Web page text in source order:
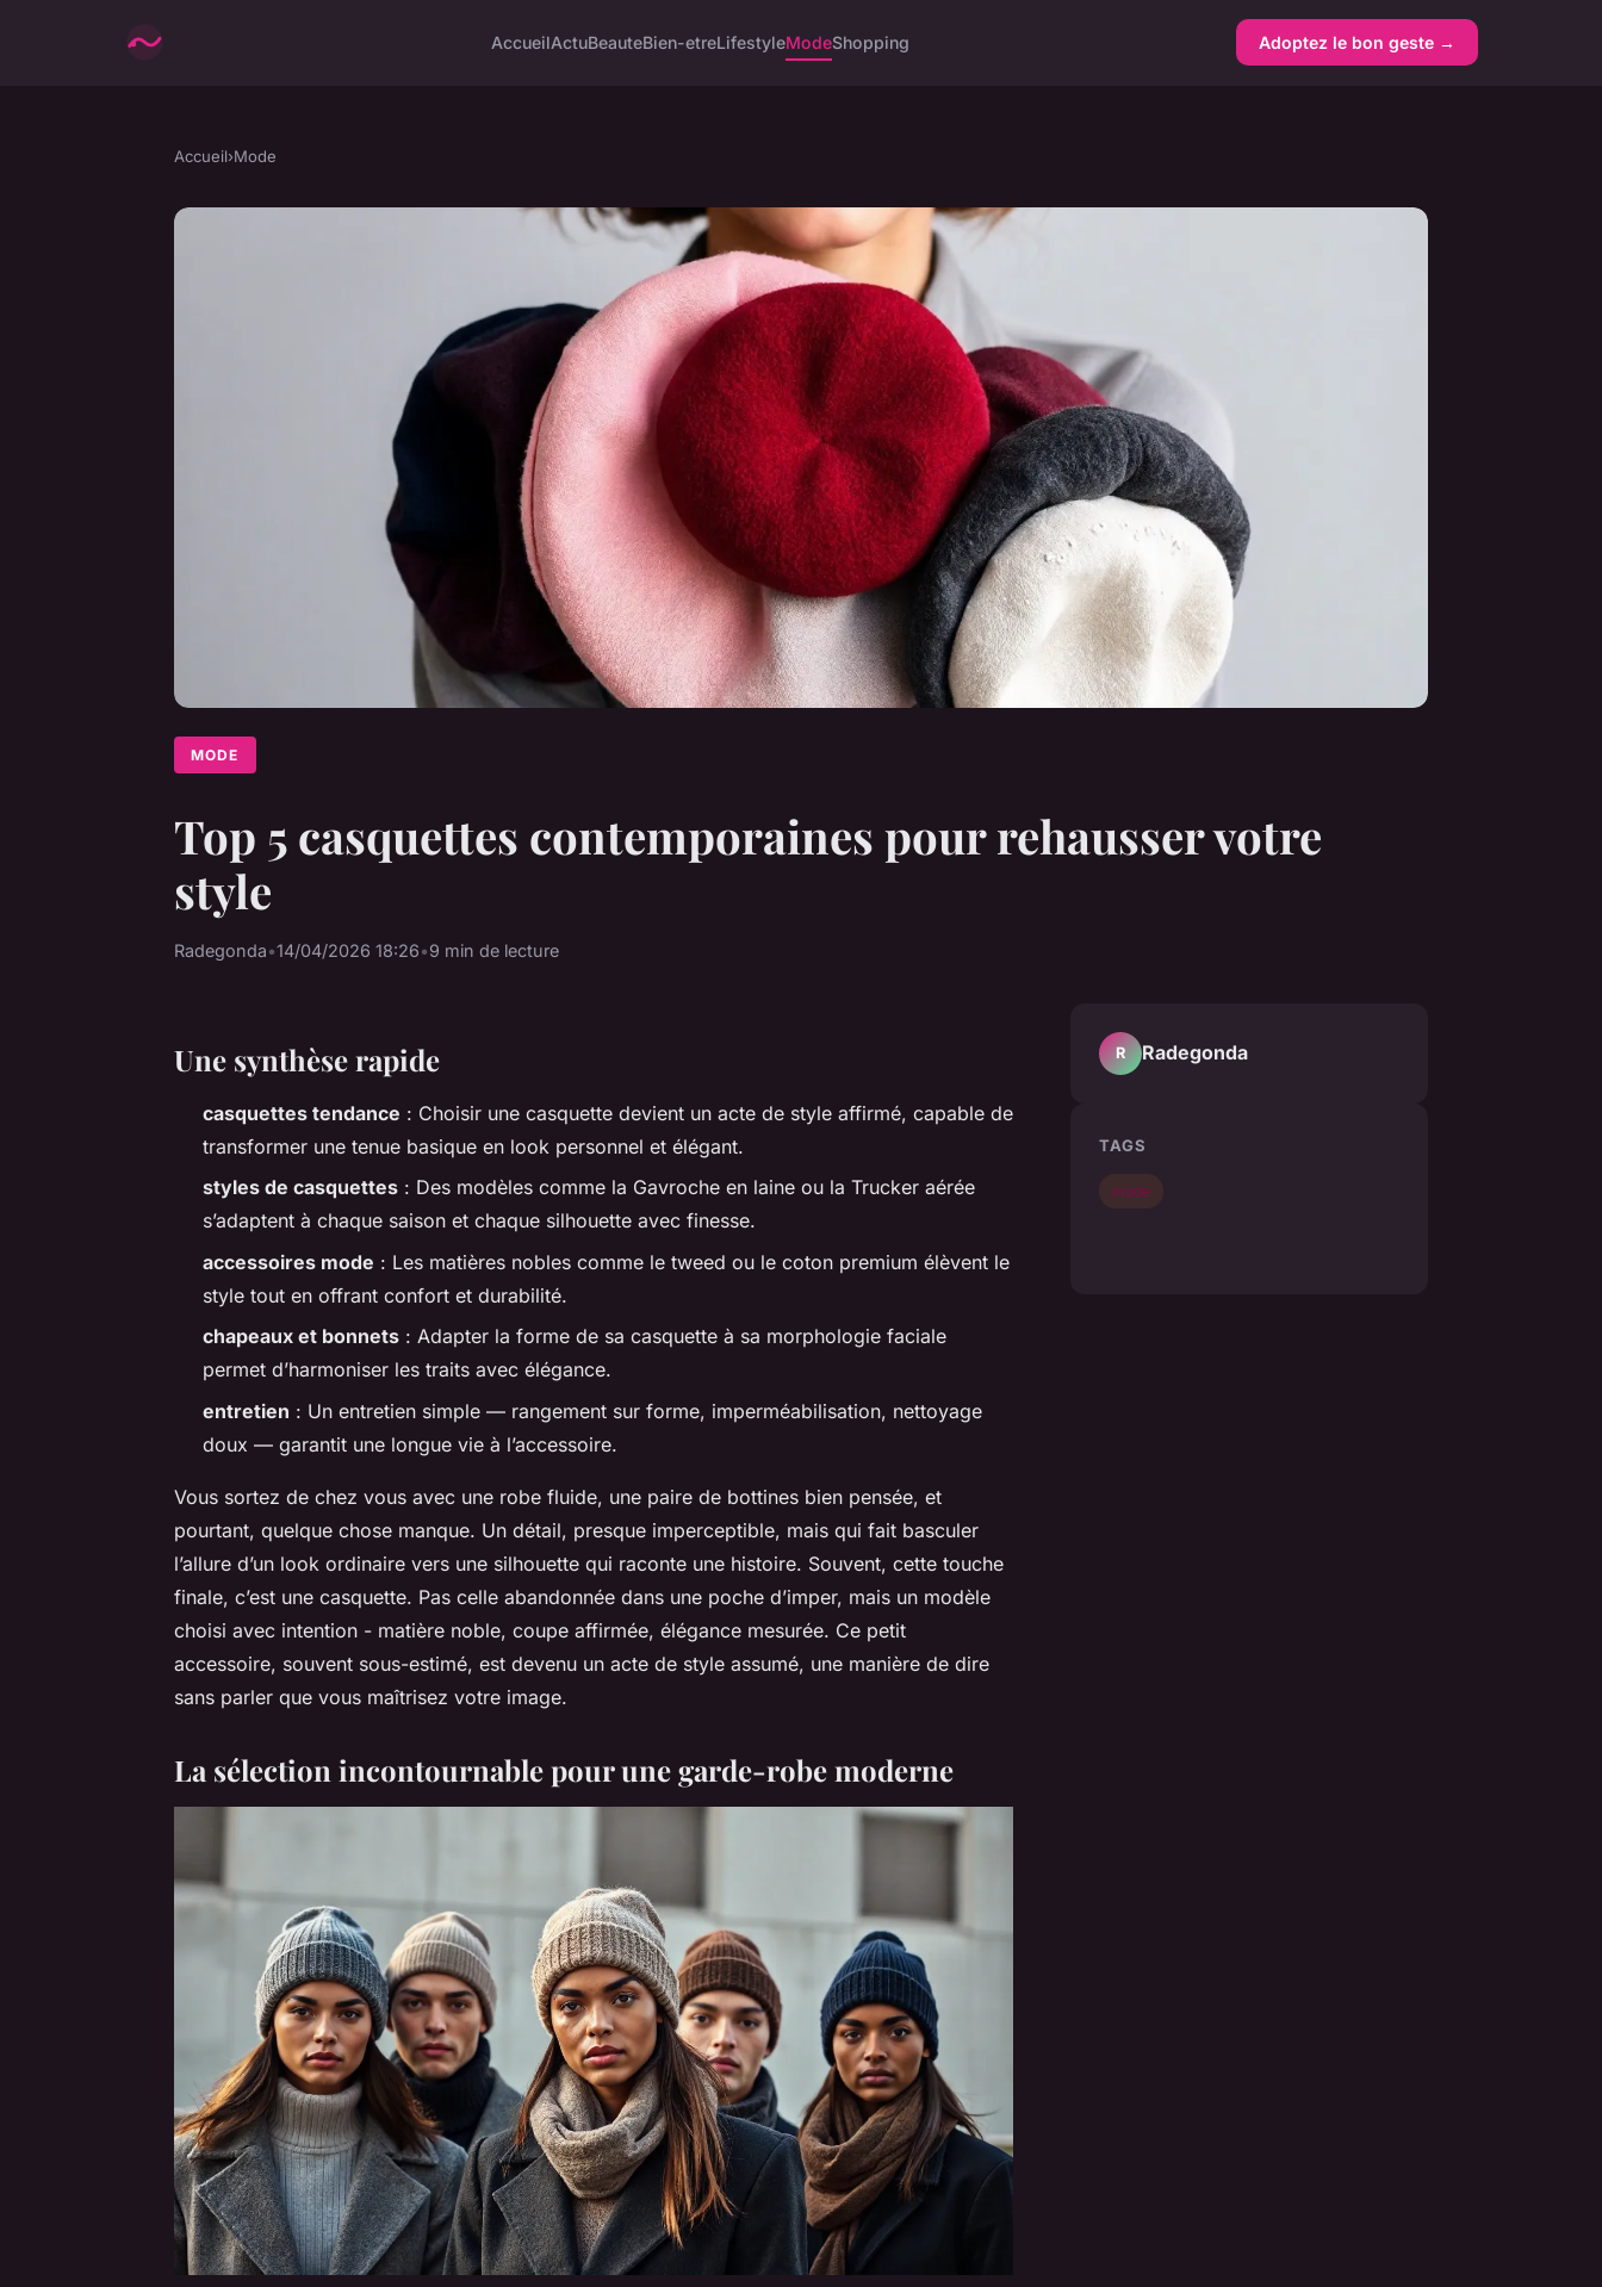
AccueilActuBeauteBien-etreLifestyleModeShopping Adoptez le bon geste →
Accueil›Mode
MODE
Top 5 casquettes contemporaines pour rehausser votre
style
Radegonda•14/04/2026 18:26•9 min de lecture
Une synthèse rapide
casquettes tendance : Choisir une casquette devient un acte de style affirmé, capable de
transformer une tenue basique en look personnel et élégant.
styles de casquettes : Des modèles comme la Gavroche en laine ou la Trucker aérée
s’adaptent à chaque saison et chaque silhouette avec finesse.
accessoires mode : Les matières nobles comme le tweed ou le coton premium élèvent le
style tout en offrant confort et durabilité.
chapeaux et bonnets : Adapter la forme de sa casquette à sa morphologie faciale
permet d’harmoniser les traits avec élégance.
entretien : Un entretien simple — rangement sur forme, imperméabilisation, nettoyage
doux — garantit une longue vie à l’accessoire.
Vous sortez de chez vous avec une robe fluide, une paire de bottines bien pensée, et
pourtant, quelque chose manque. Un détail, presque imperceptible, mais qui fait basculer
l’allure d’un look ordinaire vers une silhouette qui raconte une histoire. Souvent, cette touche
finale, c’est une casquette. Pas celle abandonnée dans une poche d’imper, mais un modèle
choisi avec intention - matière noble, coupe affirmée, élégance mesurée. Ce petit
accessoire, souvent sous-estimé, est devenu un acte de style assumé, une manière de dire
sans parler que vous maîtrisez votre image.
La sélection incontournable pour une garde-robe moderne
R Radegonda
TAGS
mode